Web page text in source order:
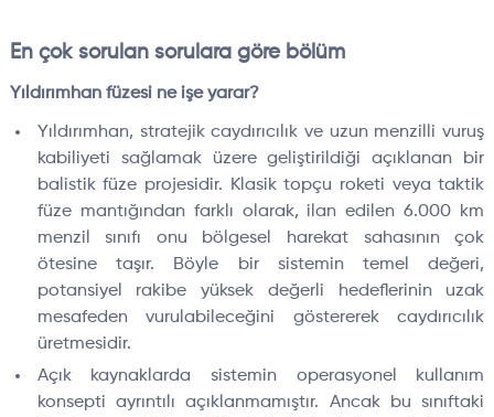
En çok sorulan sorulara göre bölüm
Yıldırımhan füzesi ne işe yarar?
Yıldırımhan, stratejik caydırıcılık ve uzun menzilli vuruş
kabiliyeti sağlamak üzere geliştirildiği açıklanan bir
balistik füze projesidir. Klasik topçu roketi veya taktik
füze mantığından farklı olarak, ilan edilen 6.000 km
menzil sınıfı onu bölgesel harekat sahasının çok
ötesine taşır. Böyle bir sistemin temel değeri,
potansiyel rakibe yüksek değerli hedeflerinin uzak
mesafeden vurulabileceğini göstererek caydırıcılık
üretmesidir.
Açık kaynaklarda sistemin operasyonel kullanım
konsepti ayrıntılı açıklanmamıştır. Ancak bu sınıftaki